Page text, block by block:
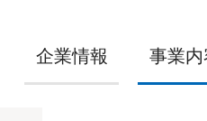
企業情報 事業内